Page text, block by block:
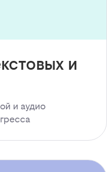
и
и аудио